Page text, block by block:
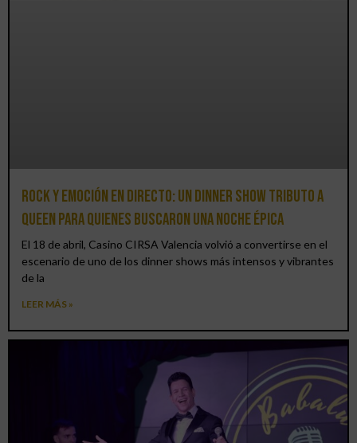
Rock y emoción en directo: un Dinner Show Tributo a
Queen para quienes buscaron una noche épica
El 18 de abril, Casino CIRSA Valencia volvió a convertirse en el
escenario de uno de los dinner shows más intensos y vibrantes
de la
LEER MÁS »